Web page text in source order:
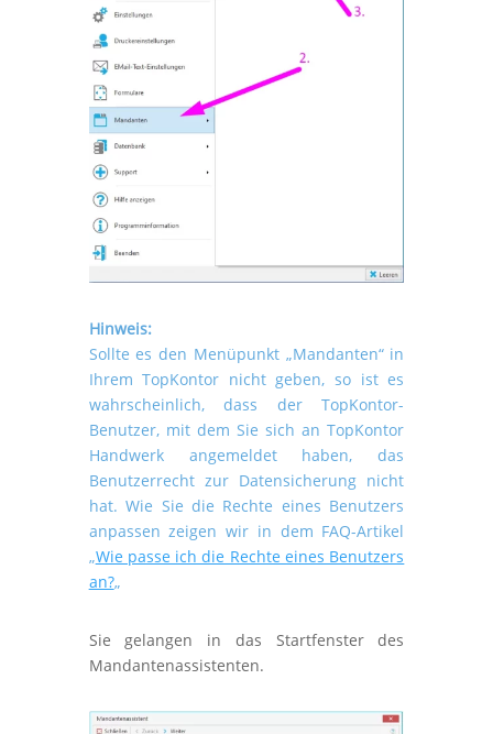
Hinweis:
Sollte es den Menüpunkt „Mandanten“ in
Ihrem TopKontor nicht geben, so ist es
wahrscheinlich, dass der TopKontor-
Benutzer, mit dem Sie sich an TopKontor
Handwerk angemeldet haben, das
Benutzerrecht zur Datensicherung nicht
hat. Wie Sie die Rechte eines Benutzers
anpassen zeigen wir in dem FAQ-Artikel
„Wie passe ich die Rechte eines Benutzers
an?„
Sie gelangen in das Startfenster des
Mandantenassistenten.